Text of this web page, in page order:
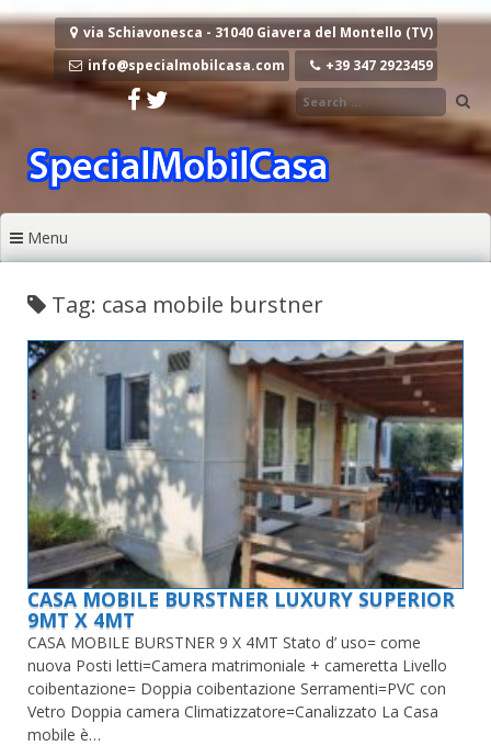
Vai al contenuto
via Schiavonesca - 31040 Giavera del Montello (TV)
info@specialmobilcasa.com
+39 347 2923459
Menu
Tag: casa mobile burstner
CASA MOBILE BURSTNER LUXURY SUPERIOR
9MT X 4MT
CASA MOBILE BURSTNER 9 X 4MT Stato d’ uso= come
nuova Posti letti=Camera matrimoniale + cameretta Livello
coibentazione= Doppia coibentazione Serramenti=PVC con
Vetro Doppia camera Climatizzatore=Canalizzato La Casa
mobile è…